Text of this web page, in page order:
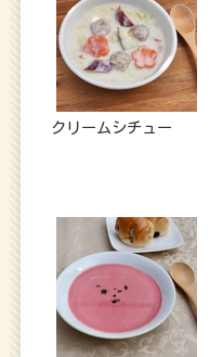
クリームシチュー